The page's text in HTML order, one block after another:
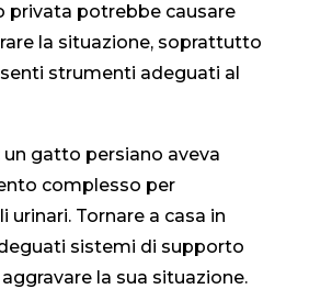
privata potrebbe causare
la situazione, soprattutto
strumenti adeguati al
un gatto persiano aveva
complesso per
urinari. Tornare a casa in
sistemi di supporto
la sua situazione.